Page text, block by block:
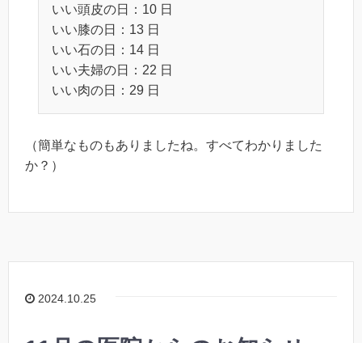
いい頭⽪の⽇：10 ⽇
いい膝の⽇：13 ⽇
いい⽯の⽇：14 ⽇
いい夫婦の⽇：22 ⽇
いい⾁の⽇：29 ⽇
（簡単なものもありましたね。すべてわかりました
か？）
2024.10.25